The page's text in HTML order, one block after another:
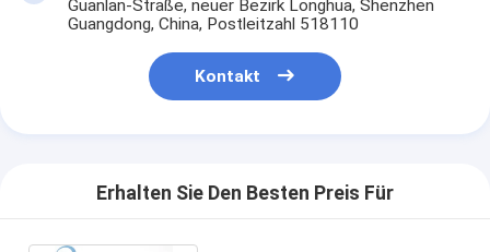
Guanlan-Straße, neuer Bezirk Longhua, Shenzhen
Guangdong, China, Postleitzahl 518110
Kontakt
Erhalten Sie Den Besten Preis Für